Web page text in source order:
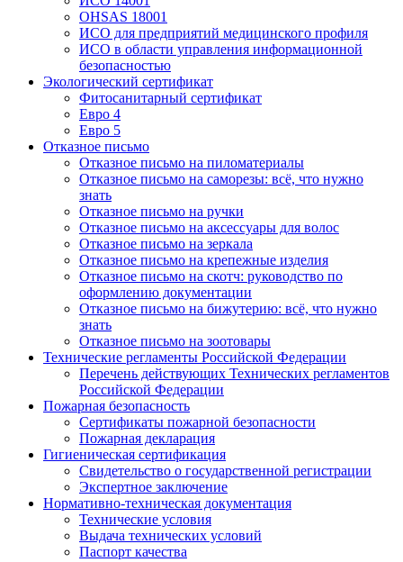
OHSAS 18001
ИСО для предприятий медицинского профиля
ИСО в области управления информационной
безопасностью
Экологический сертификат
Фитосанитарный сертификат
Евро 4
Евро 5
Отказное письмо
Отказное письмо на пиломатериалы
Отказное письмо на саморезы: всё, что нужно
знать
Отказное письмо на ручки
Отказное письмо на аксессуары для волос
Отказное письмо на зеркала
Отказное письмо на крепежные изделия
Отказное письмо на скотч: руководство по
оформлению документации
Отказное письмо на бижутерию: всё, что нужно
знать
Отказное письмо на зоотовары
Технические регламенты Российской Федерации
Перечень действующих Технических регламентов
Российской Федерации
Пожарная безопасность
Сертификаты пожарной безопасности
Пожарная декларация
Гигиеническая сертификация
Свидетельство о государственной регистрации
Экспертное заключение
Нормативно-техническая документация
Технические условия
Выдача технических условий
Паспорт качества